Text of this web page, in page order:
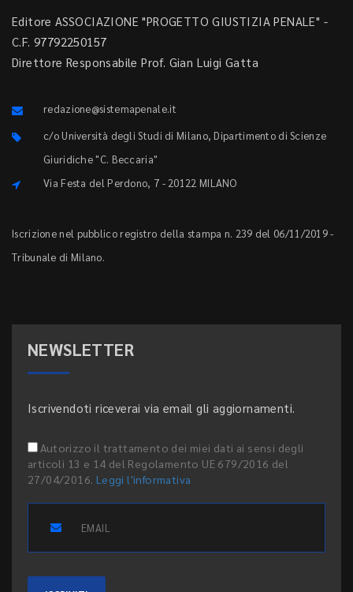
Editore ASSOCIAZIONE "PROGETTO GIUSTIZIA PENALE" -
C.F. 97792250157
Direttore Responsabile Prof. Gian Luigi Gatta
redazione@sistemapenale.it
c/o Università degli Studi di Milano, Dipartimento di Scienze
Giuridiche "C. Beccaria"
Via Festa del Perdono, 7 - 20122 MILANO
Iscrizione nel pubblico registro della stampa n. 239 del 06/11/2019 -
Tribunale di Milano.
NEWSLETTER
Iscrivendoti riceverai via email gli aggiornamenti.
Autorizzo il trattamento dei miei dati ai sensi degli
articoli 13 e 14 del Regolamento UE 679/2016 del
27/04/2016. Leggi l'informativa